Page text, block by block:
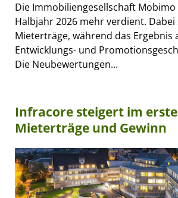
Die Immobiliengesellschaft
Halbjahr 2026 mehr verdient. Dabei
Mieterträge, während das Ergebnis
Entwicklungs- und
Die Neubewertungen...
Infracore steigert im
Mieterträge und Gewinn